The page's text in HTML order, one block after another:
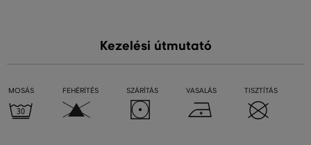
Kezelési útmutató
MOSÁS FEHÉRÍTÉS SZÁRÍTÁS VASALÁS TISZTÍTÁS